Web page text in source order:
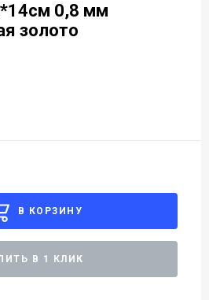
0,8 мм
золото
В КОРЗИНУ
В 1 КЛИК